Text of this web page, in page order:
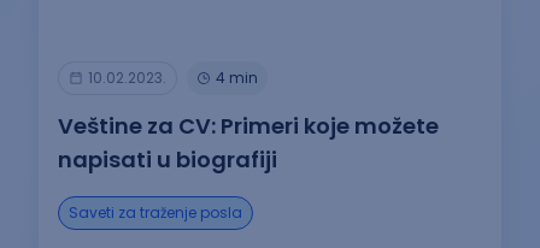
10.02.2023. 4 min
Veštine za CV: Primeri koje možete
napisati u biografiji
Saveti za traženje posla